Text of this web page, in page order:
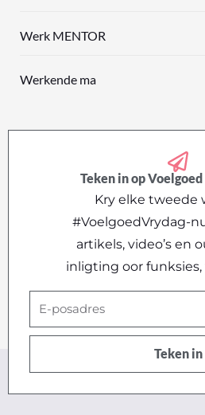
Werk MENTOR
Werkende ma
Teken in op
Kry elke tweede
#VoelgoedVrydag-
artikels, video’s en
inligting oor funksies,
E-
posadres
Teken in